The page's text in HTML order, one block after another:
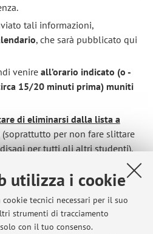
utilizza i cookie
tecnici necessari per il suo
strumenti di tracciamento
con il tuo consenso.
tali informazioni,
, che sarà pubblicato qui
venireall’orario indicato (o -
15/20 minuti prima) muniti
di eliminarsi dalla lista a
(soprattutto per non fare slittare
per tutti gli altri studenti).